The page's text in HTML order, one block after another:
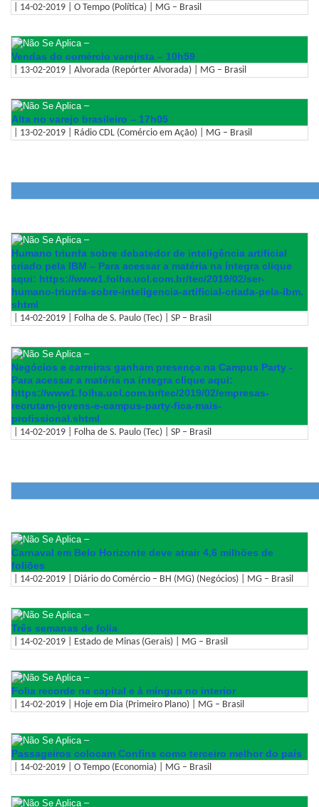
| 14-02-2019 | O Tempo (Política) | MG – Brasil
–
Vendas do comércio varejista – 10h59
| 13-02-2019 | Alvorada (Repórter Alvorada) | MG – Brasil
–
Alta no varejo brasileiro – 17h05
| 13-02-2019 | Rádio CDL (Comércio em Ação) | MG – Brasil
–
Humano triunfa sobre debatedor de inteligência artificial
criado pela IBM – Para acessar a matéria na íntegra clique
aqui: https://www1.folha.uol.com.br/tec/2019/02/ser-
humano-triunfa-sobre-inteligencia-artificial-criada-pela-ibm.
shtml
| 14-02-2019 | Folha de S. Paulo (Tec) | SP – Brasil
–
Negócios e carreiras ganham presença na Campus Party -
Para acessar a matéria na íntegra clique aqui:
https://www1.folha.uol.com.br/tec/2019/02/empresas-
recrutam-jovens-e-campus-party-fica-mais-
profissional.shtml
| 14-02-2019 | Folha de S. Paulo (Tec) | SP – Brasil
–
Carnaval em Belo Horizonte deve atrair 4,6 milhões de
foliões
| 14-02-2019 | Diário do Comércio – BH (MG) (Negócios) | MG – Brasil
–
Três semanas de folia
| 14-02-2019 | Estado de Minas (Gerais) | MG – Brasil
–
Folia recorde na capital e à míngua no interior
| 14-02-2019 | Hoje em Dia (Primeiro Plano) | MG – Brasil
–
Passageiros colocam Confins como terceiro melhor do país
| 14-02-2019 | O Tempo (Economia) | MG – Brasil
–